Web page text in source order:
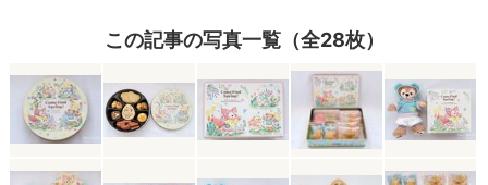
この記事の写真一覧（全28枚）